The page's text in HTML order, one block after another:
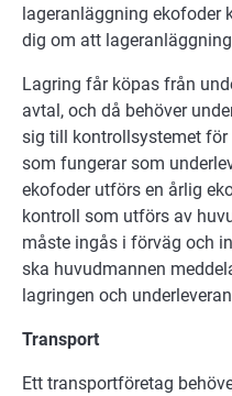
lageranläggning ekofoder
dig om att
Lagring får köpas från
avtal, och då behöver
sig till kontrollsystemet för
som fungerar som
ekofoder utförs en årlig
kontroll som utförs av
måste ingås i förväg och
ska huvudmannen
lagringen och
Transport
Ett transportföretag